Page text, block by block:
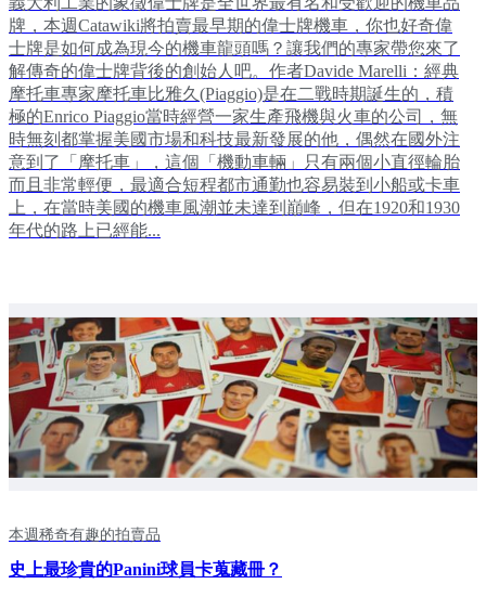
牌，本週Catawiki將拍賣最早期的偉士牌機車，你也好奇偉
士牌是如何成為現今的機車龍頭嗎？讓我們的專家帶您來了
解傳奇的偉士牌背後的創始人吧。作者Davide Marelli：經典
摩托車專家摩托車比雅久(Piaggio)是在二戰時期誕生的，積
極的Enrico Piaggio當時經營一家生產飛機與火車的公司，無
時無刻都掌握美國市場和科技最新發展的他，偶然在國外注
意到了「摩托車」，這個「機動車輛」只有兩個小直徑輪胎
而且非常輕便，最適合短程都市通勤也容易裝到小船或卡車
上，在當時美國的機車風潮並未達到巔峰，但在1920和1930
年代的路上已經能...
本週稀奇有趣的拍賣品
史上最珍貴的Panini球員卡蒐藏冊？